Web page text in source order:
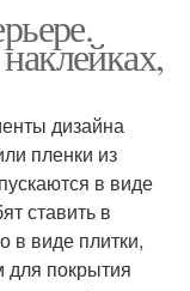
дизайна
пленки из
в виде
ставить в
в виде плитки,
для покрытия